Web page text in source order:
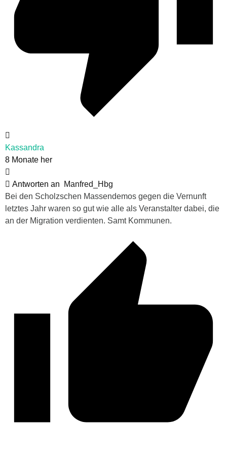
Kassandra
8 Monate her
Antworten an
Manfred_Hbg
Bei den Scholzschen Massendemos gegen die Vernunft
letztes Jahr waren so gut wie alle als Veranstalter dabei, die
an der Migration verdienten. Samt Kommunen.